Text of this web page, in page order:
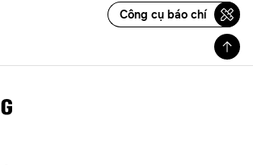
Công cụ báo chí